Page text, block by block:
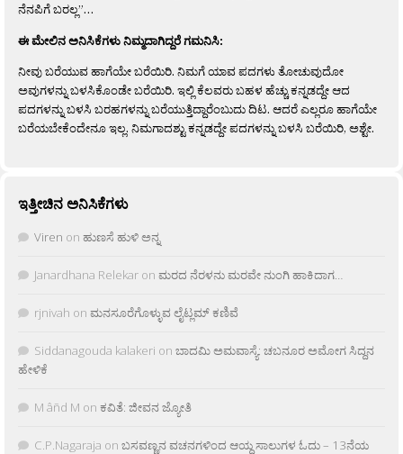
ನೆನಪಿಗೆ ಬರಲ್ಲ”…
ಈ ಮೇಲಿನ ಅನಿಸಿಕೆಗಳು ನಿಮ್ಮದಾಗಿದ್ದರೆ ಗಮನಿಸಿ:
ನೀವು ಬರೆಯುವ ಹಾಗೆಯೇ ಬರೆಯಿರಿ. ನಿಮಗೆ ಯಾವ ಪದಗಳು ತೋಚುವುದೋ
ಅವುಗಳನ್ನು ಬಳಸಿಕೊಂಡೇ ಬರೆಯಿರಿ. ಇಲ್ಲಿ ಕೆಲವರು ಬಹಳ ಹೆಚ್ಚು ಕನ್ನಡದ್ದೇ ಆದ
ಪದಗಳನ್ನು ಬಳಸಿ ಬರಹಗಳನ್ನು ಬರೆಯುತ್ತಿದ್ದಾರೆಂಬುದು ದಿಟ. ಆದರೆ ಎಲ್ಲರೂ ಹಾಗೆಯೇ
ಬರೆಯಬೇಕೆಂದೇನೂ ಇಲ್ಲ. ನಿಮಗಾದಶ್ಟು ಕನ್ನಡದ್ದೇ ಪದಗಳನ್ನು ಬಳಸಿ ಬರೆಯಿರಿ, ಅಶ್ಟೇ.
ಇತ್ತೀಚಿನ ಅನಿಸಿಕೆಗಳು
Viren on ಹುಣಸೆ ಹುಳಿ ಅನ್ನ
Janardhana Relekar on ಮರದ ನೆರಳನು ಮರವೇ ನುಂಗಿ ಹಾಕಿದಾಗ…
rjnivah on ಮನಸೂರೆಗೊಳ್ಳುವ ಲೈಟ್ಲಮ್ ಕಣಿವೆ
Siddanagouda kalakeri on ಬಾದಮಿ ಅಮವಾಸ್ಯೆ: ಚಬನೂರ ಅಮೋಗ ಸಿದ್ದನ
ಹೇಳಿಕೆ
M âñd M on ಕವಿತೆ: ಜೀವನ ಜ್ಯೋತಿ
C.P.Nagaraja on ಬಸವಣ್ಣನ ವಚನಗಳಿಂದ ಆಯ್ದ ಸಾಲುಗಳ ಓದು – 13ನೆಯ